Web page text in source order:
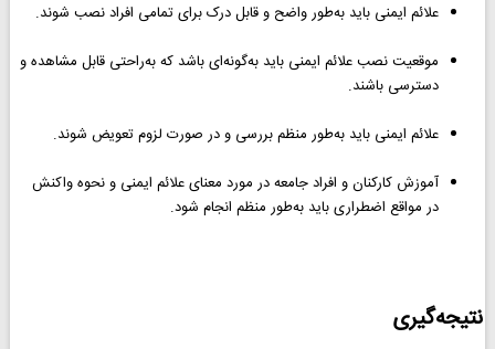
علائم ایمنی باید به‌طور واضح و قابل درک برای تمامی افراد نصب شوند.
موقعیت نصب علائم ایمنی باید به‌گونه‌ای باشد که به‌راحتی قابل مشاهده و
دسترسی باشند.
علائم ایمنی باید به‌طور منظم بررسی و در صورت لزوم تعویض شوند.
آموزش کارکنان و افراد جامعه در مورد معنای علائم ایمنی و نحوه واکنش
در مواقع اضطراری باید به‌طور منظم انجام شود.
نتیجه‌گیری